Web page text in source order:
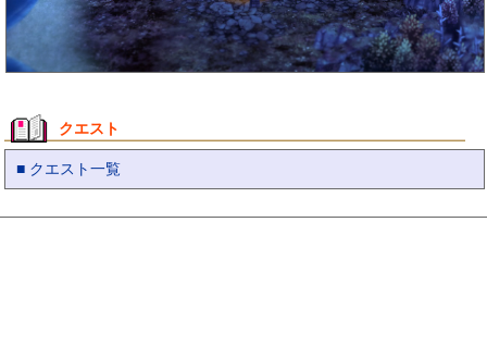
クエスト
■ クエスト一覧